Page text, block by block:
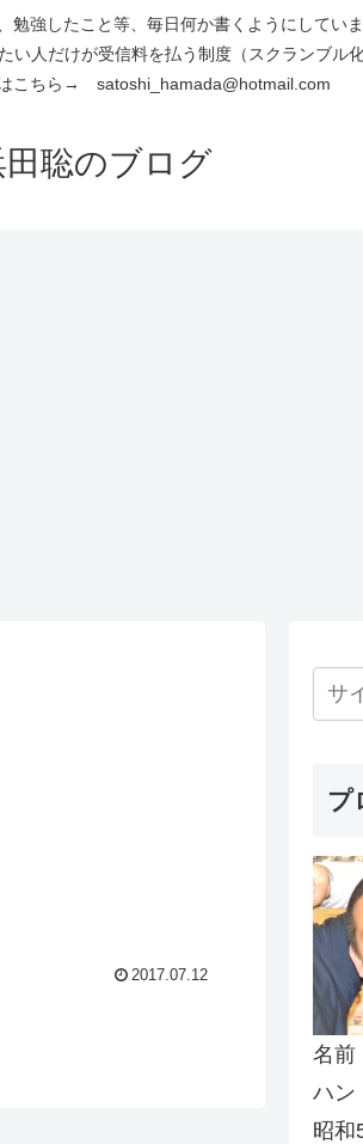
強したこと等、毎日何か書くようにしてい
人だけが受信料を払う制度（スクランブル
はこちら→ satoshi_hamada@hotmail.com
聡のブログ
2017.07.12
プ
名前
ハン
昭和